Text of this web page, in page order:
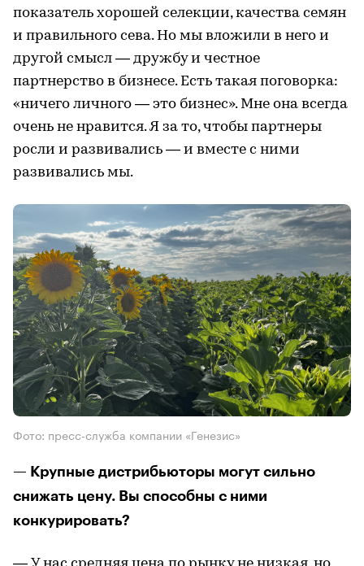
показатель хорошей селекции, качества семян
и правильного сева. Но мы вложили в него и
другой смысл — дружбу и честное
партнерство в бизнесе. Есть такая поговорка:
«ничего личного — это бизнес». Мне она всегда
очень не нравится. Я за то, чтобы партнеры
росли и развивались — и вместе с ними
развивались мы.
Фото: пресс-служба компании «Генезис»
— Крупные дистрибьюторы могут сильно
снижать цену. Вы способны с ними
конкурировать?